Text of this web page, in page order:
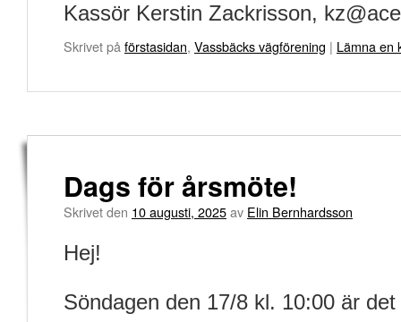
Kassör Kerstin Zackrisson,
Skrivet på förstasidan, Vassbäcks vägförening | Lämna en
Dags för årsmöte!
Skrivet den 10 augusti, 2025av Elin Bernhardsson
Hej!
Söndagen den 17/8 kl. 10:00 är